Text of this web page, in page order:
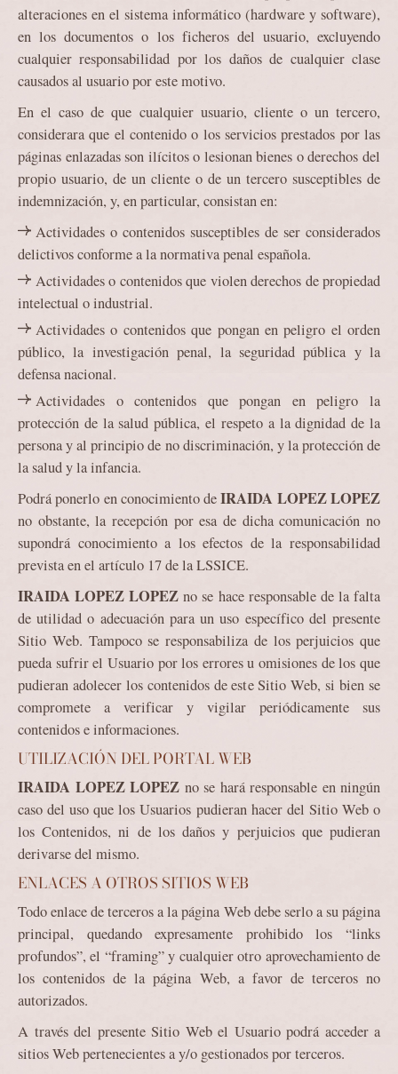
alteraciones en el sistema informático (hardware y software),
en los documentos o los ficheros del usuario, excluyendo
cualquier responsabilidad por los daños de cualquier clase
causados al usuario por este motivo.
En el caso de que cualquier usuario, cliente o un tercero,
considerara que el contenido o los servicios prestados por las
páginas enlazadas son ilícitos o lesionan bienes o derechos del
propio usuario, de un cliente o de un tercero susceptibles de
indemnización, y, en particular, consistan en:
Actividades o contenidos susceptibles de ser considerados
delictivos conforme a la normativa penal española.
Actividades o contenidos que violen derechos de propiedad
intelectual o industrial.
Actividades o contenidos que pongan en peligro el orden
público, la investigación penal, la seguridad pública y la
defensa nacional.
Actividades o contenidos que pongan en peligro la
protección de la salud pública, el respeto a la dignidad de la
persona y al principio de no discriminación, y la protección de
la salud y la infancia.
Podrá ponerlo en conocimiento deIRAIDA LOPEZ LOPEZ
no obstante, la recepción por esa de dicha comunicación no
supondrá conocimiento a los efectos de la responsabilidad
prevista en el artículo 17 de la LSSICE.
IRAIDA LOPEZ LOPEZ no se hace responsable de la falta
de utilidad o adecuación para un uso específico del presente
Sitio Web. Tampoco se responsabiliza de los perjuicios que
pueda sufrir el Usuario por los errores u omisiones de los que
pudieran adolecer los contenidos de este Sitio Web, si bien se
compromete a verificar y vigilar periódicamente sus
contenidos e informaciones.
UTILIZACIÓN DEL PORTAL WEB
IRAIDA LOPEZ LOPEZ no se hará responsable en ningún
caso del uso que los Usuarios pudieran hacer del Sitio Web o
los Contenidos, ni de los daños y perjuicios que pudieran
derivarse del mismo.
ENLACES A OTROS SITIOS WEB
Todo enlace de terceros a la página Web debe serlo a su página
principal, quedando expresamente prohibido los “links
profundos”, el “framing” y cualquier otro aprovechamiento de
los contenidos de la página Web, a favor de terceros no
autorizados.
A través del presente Sitio Web el Usuario podrá acceder a
sitios Web pertenecientes a y/o gestionados por terceros.